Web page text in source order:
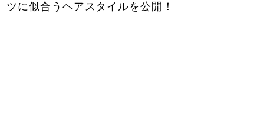
ツに似合うヘアスタイルを公開！